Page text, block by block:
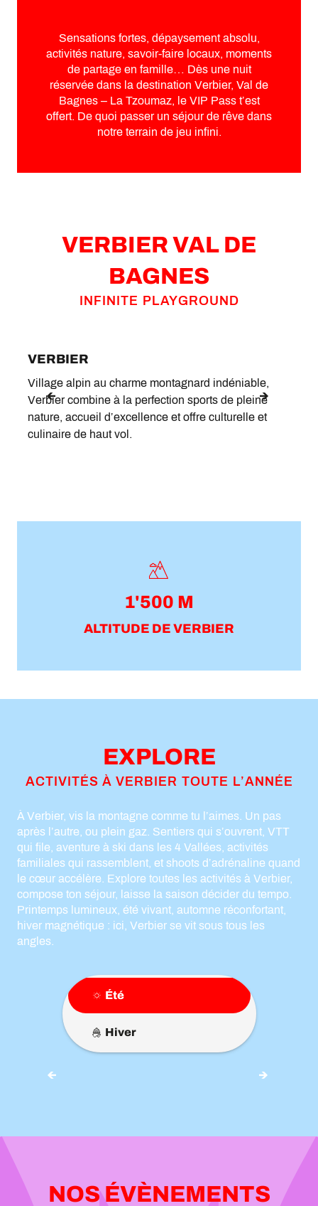
Sensations fortes, dépaysement absolu,
activités nature, savoir-faire locaux, moments
de partage en famille… Dès une nuit
réservée dans la destination Verbier, Val de
Bagnes – La Tzoumaz, le VIP Pass t’est
offert. De quoi passer un séjour de rêve dans
notre terrain de jeu infini.
VERBIER VAL DE
BAGNES
INFINITE PLAYGROUND
VERBIER
Village alpin au charme montagnard indéniable,
Verbier combine à la perfection sports de pleine
nature, accueil d’excellence et offre culturelle et
culinaire de haut vol.
1'500 M
ALTITUDE DE VERBIER
EXPLORE
ACTIVITÉS À VERBIER TOUTE L’ANNÉE
À Verbier, vis la montagne comme tu l’aimes. Un pas
après l’autre, ou plein gaz. Sentiers qui s’ouvrent, VTT
qui file, aventure à ski dans les 4 Vallées, activités
familiales qui rassemblent, et shoots d’adrénaline quand
le cœur accélère. Explore toutes les activités à Verbier,
compose ton séjour, laisse la saison décider du tempo.
Printemps lumineux, été vivant, automne réconfortant,
hiver magnétique : ici, Verbier se vit sous tous les
angles.
Été
Hiver
BALADES ET RANDONNÉES
NOS ÉVÈNEMENTS